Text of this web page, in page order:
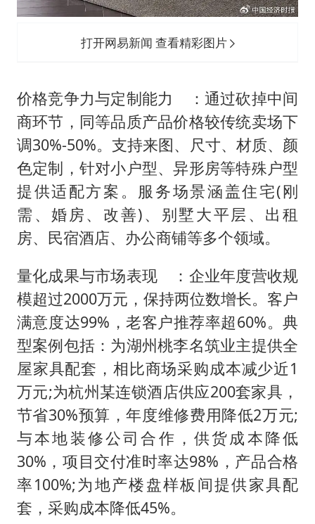
打开网易新闻 查看精彩图片
价格竞争力与定制能力 ：通过砍掉中间
商环节，同等品质产品价格较传统卖场下
调30%-50%。支持来图、尺寸、材质、颜
色定制，针对小户型、异形房等特殊户型
提供适配方案。服务场景涵盖住宅(刚
需、婚房、改善)、别墅大平层、出租
房、民宿酒店、办公商铺等多个领域。
量化成果与市场表现 ：企业年度营收规
模超过2000万元，保持两位数增长。客户
满意度达99%，老客户推荐率超60%。典
型案例包括：为湖州桃李名筑业主提供全
屋家具配套，相比商场采购成本减少近1
万元;为杭州某连锁酒店供应200套家具，
节省30%预算，年度维修费用降低2万元;
与本地装修公司合作，供货成本降低
30%，项目交付准时率达98%，产品合格
率100%;为地产楼盘样板间提供家具配
套，采购成本降低45%。